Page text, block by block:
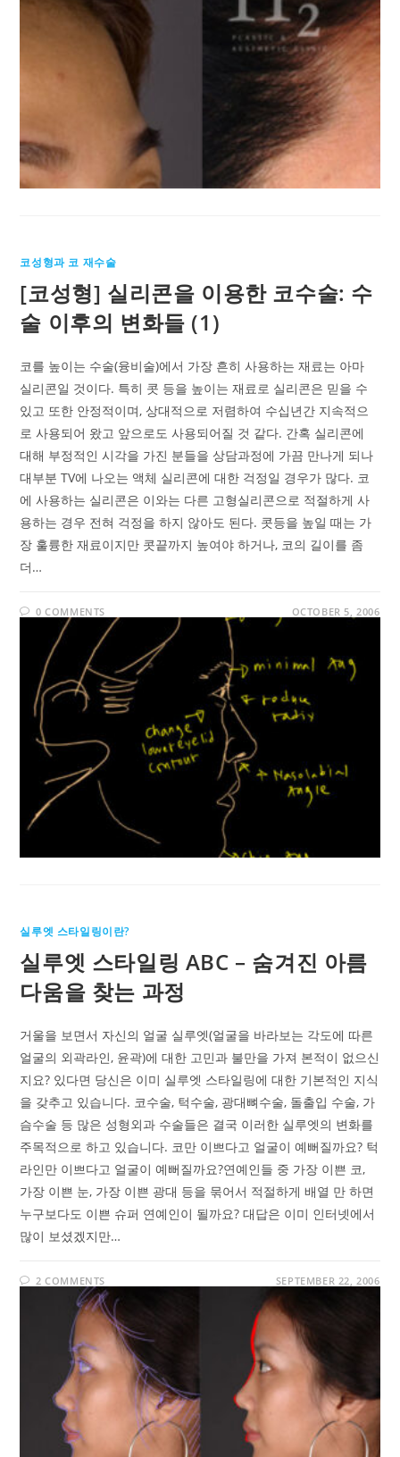
코성형과 코 재수술
[코성형] 실리콘을 이용한 코수술: 수
술 이후의 변화들 (1)
코를 높이는 수술(융비술)에서 가장 흔히 사용하는 재료는 아마
실리콘일 것이다. 특히 콧 등을 높이는 재료로 실리콘은 믿을 수
있고 또한 안정적이며, 상대적으로 저렴하여 수십년간 지속적으
로 사용되어 왔고 앞으로도 사용되어질 것 같다. 간혹 실리콘에
대해 부정적인 시각을 가진 분들을 상담과정에 가끔 만나게 되나
대부분 TV에 나오는 액체 실리콘에 대한 걱정일 경우가 많다. 코
에 사용하는 실리콘은 이와는 다른 고형실리콘으로 적절하게 사
용하는 경우 전혀 걱정을 하지 않아도 된다. 콧등을 높일 때는 가
장 훌륭한 재료이지만 콧끝까지 높여야 하거나, 코의 길이를 좀
더…
0 COMMENTS OCTOBER 5, 2006
실루엣 스타일링이란?
실루엣 스타일링 ABC – 숨겨진 아름
다움을 찾는 과정
거울을 보면서 자신의 얼굴 실루엣(얼굴을 바라보는 각도에 따른
얼굴의 외곽라인, 윤곽)에 대한 고민과 불만을 가져 본적이 없으신
지요? 있다면 당신은 이미 실루엣 스타일링에 대한 기본적인 지식
을 갖추고 있습니다. 코수술, 턱수술, 광대뼈수술, 돌출입 수술, 가
슴수술 등 많은 성형외과 수술들은 결국 이러한 실루엣의 변화를
주목적으로 하고 있습니다. 코만 이쁘다고 얼굴이 예뻐질까요? 턱
라인만 이쁘다고 얼굴이 예뻐질까요?연예인들 중 가장 이쁜 코,
가장 이쁜 눈, 가장 이쁜 광대 등을 묶어서 적절하게 배열 만 하면
누구보다도 이쁜 슈퍼 연예인이 될까요? 대답은 이미 인터넷에서
많이 보셨겠지만…
2 COMMENTS SEPTEMBER 22, 2006